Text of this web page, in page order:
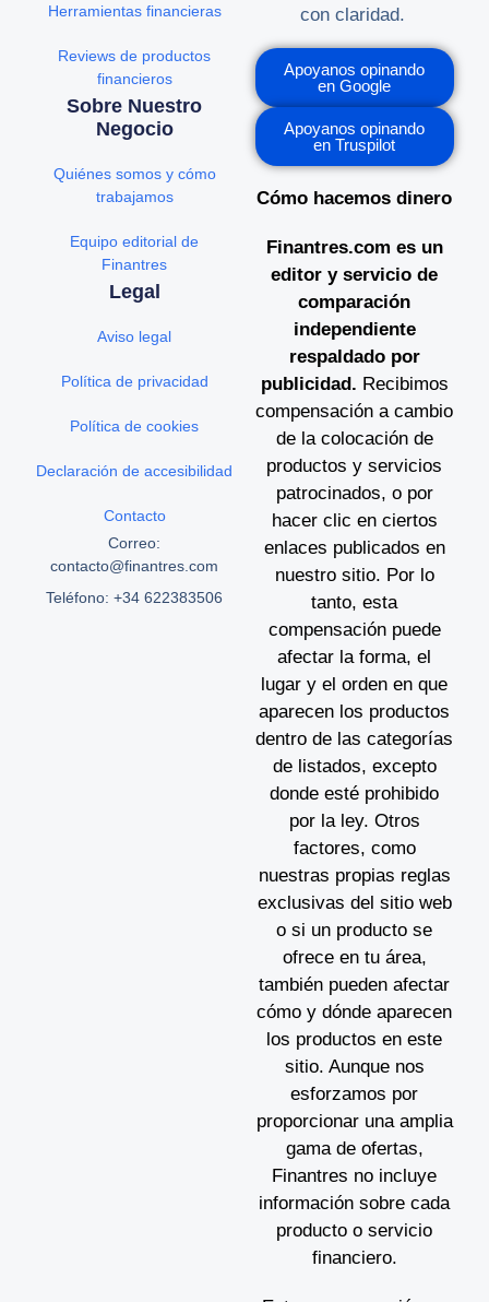
con claridad.
Apoyanos opinando
en Google
Apoyanos opinando
en Truspilot
Cómo hacemos dinero
Finantres.com es un
editor y servicio de
comparación
independiente
respaldado por
publicidad. Recibimos
compensación a cambio
de la colocación de
productos y servicios
patrocinados, o por
hacer clic en ciertos
enlaces publicados en
nuestro sitio. Por lo
tanto, esta
compensación puede
afectar la forma, el
lugar y el orden en que
aparecen los productos
dentro de las categorías
de listados, excepto
donde esté prohibido
por la ley. Otros
factores, como
nuestras propias reglas
exclusivas del sitio web
o si un producto se
ofrece en tu área,
también pueden afectar
cómo y dónde aparecen
los productos en este
sitio. Aunque nos
esforzamos por
proporcionar una amplia
gama de ofertas,
Finantres no incluye
información sobre cada
producto o servicio
financiero.
Herramientas financieras
Reviews de productos
financieros
Sobre Nuestro
Negocio
Quiénes somos y cómo
trabajamos
Equipo editorial de
Finantres
Legal
Aviso legal
Política de privacidad
Política de cookies
Declaración de accesibilidad
Contacto
Correo:
contacto@finantres.com
Teléfono: +34 622383506